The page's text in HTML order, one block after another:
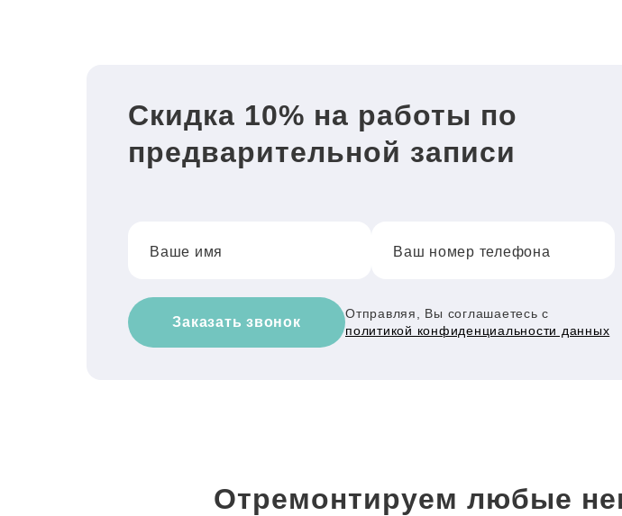
Скидка 10% на работы по
предварительной записи
Ваше имя Ваш номер телефона
Заказать звонок
Отправляя, Вы соглашаетесь с
политикой конфиденциальности данных
Отремонтируем любые